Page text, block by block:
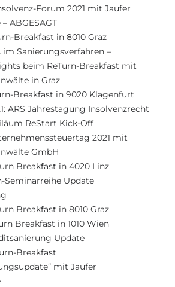
Forum 2021 mit Jaufer
ABGESAGT
Breakfast in 8010 Graz
im Sanierungsverfahren –
beim ReTurn-Breakfast mit
in Graz
Breakfast in 9020 Klagenfurt
ARS Jahrestagung Insolvenzrecht
ReStart Kick-Off
2021 mit
GmbH
Breakfast in 4020 Linz
Seminarreihe Update
Breakfast in 8010 Graz
Breakfast in 1010 Wien
Update
Breakfast
mit Jaufer